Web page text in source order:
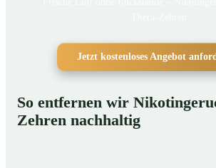
Jetzt kostenloses Angebot
So entfernen wir
Zehren nachhaltig